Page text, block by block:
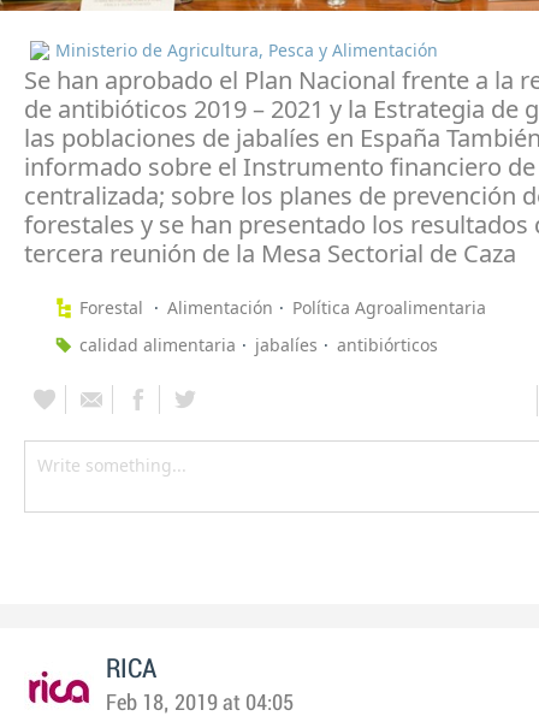
Ministerio de Agricultura, Pesca y Alimentación
Se han aprobado el Plan Nacional frente a la
de antibióticos 2019 – 2021 y la Estrategia de
las poblaciones de jabalíes en España
informado sobre el Instrumento financiero
centralizada; sobre los planes de prevención
forestales y se han presentado los resultados
tercera reunión de la Mesa Sectorial de Caza
Forestal Alimentación
Política Agroalimentaria
calidad alimentaria
jabalíes antibiórticos
RICA
Feb 18, 2019 at 04:05